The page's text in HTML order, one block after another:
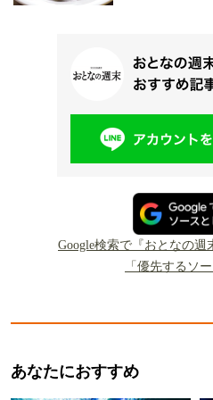
Google検索で『おとなの週
「優先するソ
あなたにおすすめ